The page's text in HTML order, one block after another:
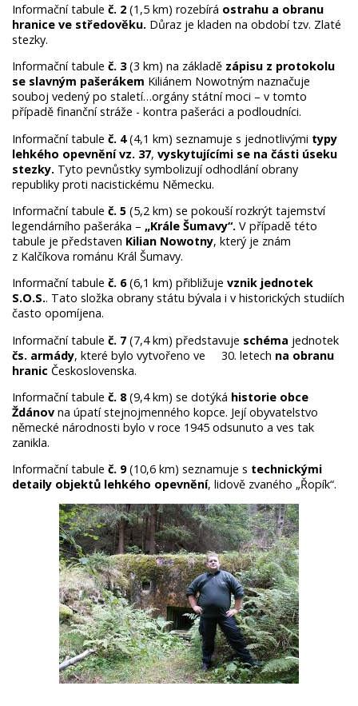
Informační tabule č. 2 (1,5 km) rozebírá ostrahu a obranu
hranice ve středověku. Důraz je kladen na období tzv. Zlaté
stezky.
Informační tabule č. 3(3 km) na základě zápisu z protokolu
se slavným pašerákem Kiliánem Nowotným naznačuje
souboj vedený po staletí…orgány státní moci – v tomto
případě finanční stráže - kontra pašeráci a podloudníci.
Informační tabule č. 4(4,1 km) seznamuje s jednotlivými typy
lehkého opevnění vz. 37, vyskytujícími se na části úseku
stezky. Tyto pevnůstky symbolizují odhodlání obrany
republiky proti nacistickému Německu.
Informační tabule č. 5 (5,2 km) se pokouší rozkrýt tajemství
legendárního pašeráka – „Krále Šumavy“. V případě této
tabule je představen Kilian Nowotny, který je znám
z Kalčíkova románu Král Šumavy.
Informační tabule č. 6(6,1 km) přibližuje vznik jednotek
S.O.S.. Tato složka obrany státu bývala i v historických studiích
často opomíjena.
Informační tabule č. 7 (7,4 km) představuje schéma jednotek
čs. armády, které bylo vytvořeno ve 30. letech na obranu
hranic Československa.
Informační tabule č. 8(9,4 km) se dotýká historie obce
Ždánov na úpatí stejnojmenného kopce. Její obyvatelstvo
německé národnosti bylo v roce 1945 odsunuto a ves tak
zanikla.
Informační tabule č. 9(10,6 km) seznamuje s technickými
detaily objektů lehkého opevnění, lidově zvaného „Řopík“.